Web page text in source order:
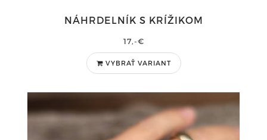
NÁHRDELNÍK S KRÍŽIKOM
17,-€
VYBRAŤ VARIANT